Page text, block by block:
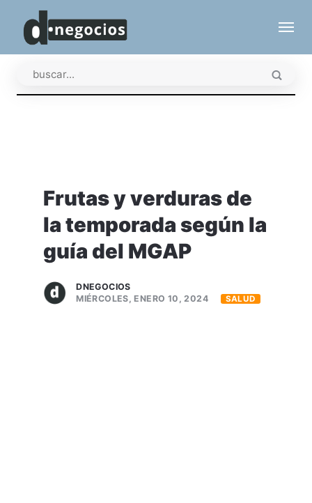
Frutas y verduras de
la temporada según la
guía del MGAP
DNEGOCIOS
MIÉRCOLES, ENERO 10, 2024
SALUD